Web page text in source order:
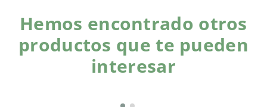
Hemos encontrado otros
productos que te pueden
interesar